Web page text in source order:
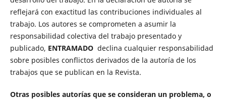
reflejará con exactitud las contribuciones individuales al
trabajo. Los autores se comprometen a asumir la
responsabilidad colectiva del trabajo presentado y
publicado, ENTRAMADOdeclina cualquier responsabilidad
sobre posibles conflictos derivados de la autoría de los
trabajos que se publican en la Revista.
Otras posibles autorías que se consideran un problema, o